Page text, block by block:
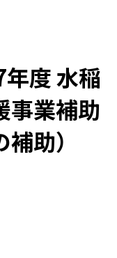
度 水稲
事業補助
助）